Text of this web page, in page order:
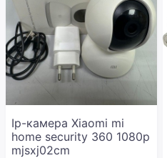
Ip-камера Xiaomi mi
home security 360 1080p
mjsxj02cm